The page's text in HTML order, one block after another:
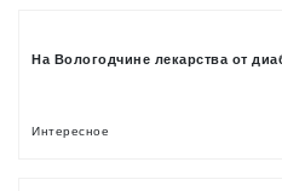
На Вологодчине лекарства от
Интересное